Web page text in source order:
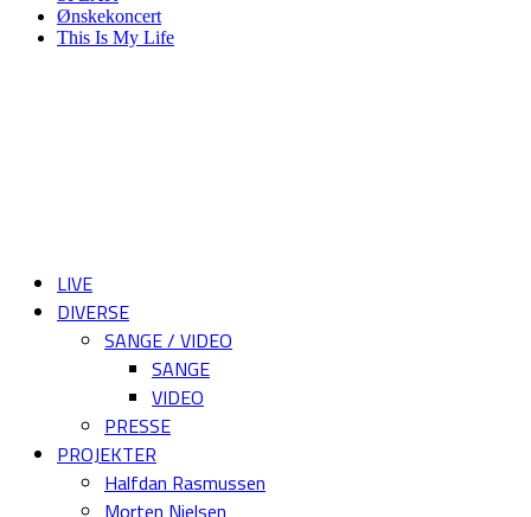
Ønskekoncert
This Is My Life
LIVE
DIVERSE
SANGE / VIDEO
SANGE
VIDEO
PRESSE
PROJEKTER
Halfdan Rasmussen
Morten Nielsen